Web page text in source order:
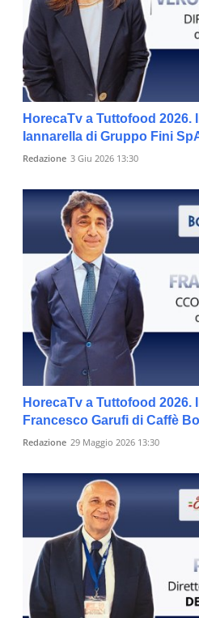
HorecaTv a Tuttofood
Iannarella di Gruppo Fini
Redazione 3 Giu 2026 13:30
HorecaTv a Tuttofood 2026.
Francesco Garufi di Caffè
Redazione 29 Maggio 2026 13:30